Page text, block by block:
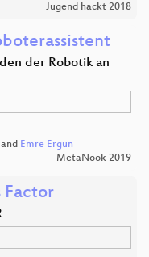
Jugend hackt 2018
der Robotik an
and Emre Ergün
MetaNook 2019
Factor